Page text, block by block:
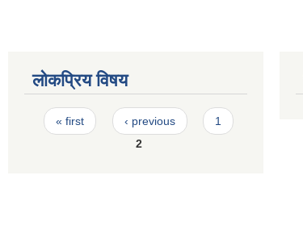
लोकप्रिय विषय
Pages
« first ‹ previous
1
2